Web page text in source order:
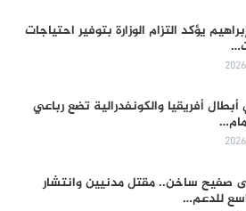
يؤكد التزام الوزارة بتوفير احتياجات
أفريقيا والكونفدرالية تضع رباعي
صفيح ساخن.. مقتل مدنيين وانتشار
للدعم…